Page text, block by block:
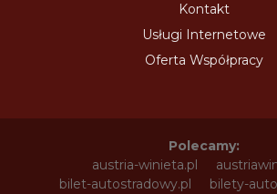
Kontakt
Usługi Internetowe
Oferta Współpracy
Polecamy:
austria-winieta.pl
bilet-autostradowy.pl
bilety-